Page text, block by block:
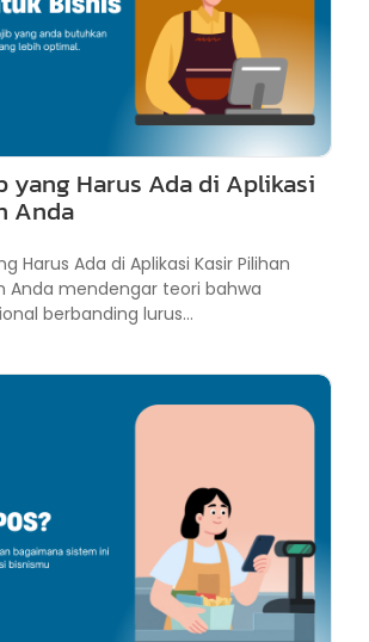
yang Harus Ada di Aplikasi
Anda
Harus Ada di Aplikasi Kasir Pilihan
Anda mendengar teori bahwa
berbanding lurus...